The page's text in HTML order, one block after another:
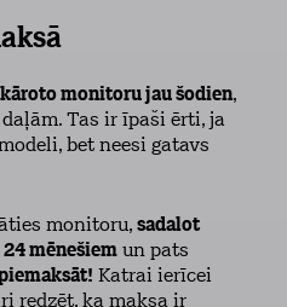
monitoru jau šodien,
Tas ir īpaši ērti, ja
bet neesi gatavs
monitoru, sadalot
mēnešiem un pats
Katrai ierīcei
redzēt, ka maksa ir